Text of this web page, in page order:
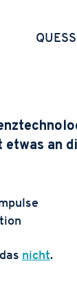
etwas an
nicht.